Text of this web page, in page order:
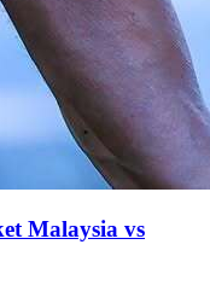
Malaysia vs